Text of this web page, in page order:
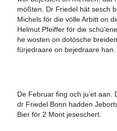
mößten. Dr Friedel hät sesch
Michels för die völle Arbitt on
Helmut Pfeiffer för die
he wosten on dotösche
fürjedraare on bejedraare han.
De Februar fing och ju’et aan.
dr Friedel Bonn hadden
Bier för 2 Mont jeseschert.